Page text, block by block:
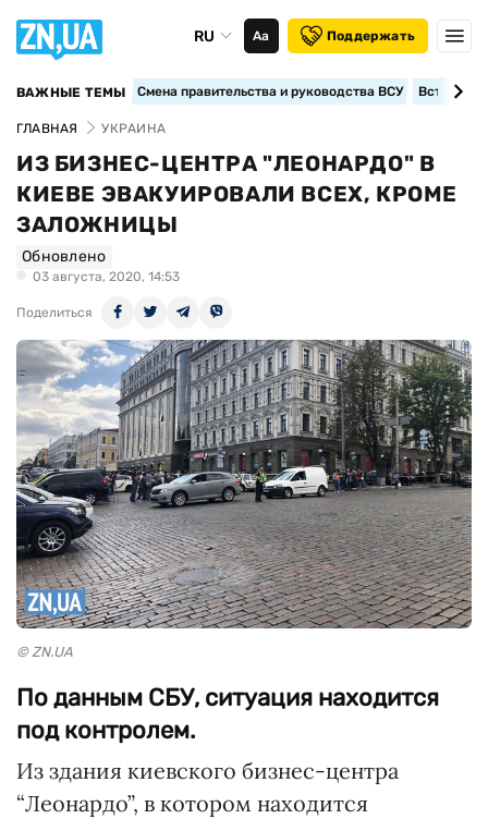
RU Аа Поддержать
ВАЖНЫЕ ТЕМЫ Смена правительства и руководства ВСУ
ГЛАВНАЯ УКРАИНА
ИЗ БИЗНЕС-ЦЕНТРА "ЛЕОНАРДО" В
КИЕВЕ ЭВАКУИРОВАЛИ ВСЕХ, КРОМЕ
ЗАЛОЖНИЦЫ
Обновлено
03 августа, 2020, 14:53
Поделиться
© ZN.UA
По данным СБУ, ситуация находится
под контролем.
Из здания киевского бизнес-центра
“Леонардо”, в котором находится